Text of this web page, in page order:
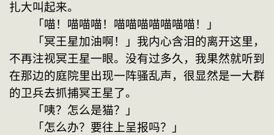
扎大叫起来。
「喵！喵喵喵！喵喵喵喵喵喵喵！」
「冥王星加油啊！」我内心含泪的离开这里，
不再注视冥王星一眼。没有过多久，我果然就听到
在那边的庭院里出现一阵骚乱声，很显然是一大群
的卫兵去抓捕冥王星了。
「咦？怎么是猫？」
「怎么办？要往上呈报吗？」